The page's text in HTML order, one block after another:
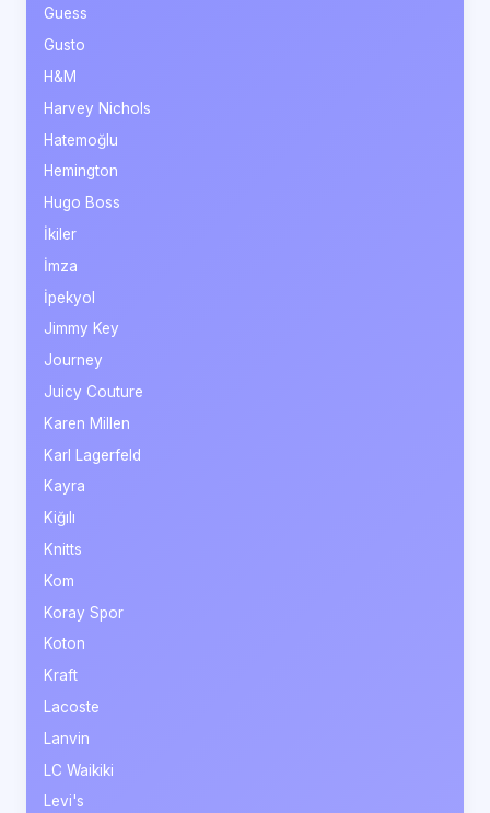
Guess
Gusto
H&M
Harvey Nichols
Hatemoğlu
Hemington
Hugo Boss
İkiler
İmza
İpekyol
Jimmy Key
Journey
Juicy Couture
Karen Millen
Karl Lagerfeld
Kayra
Kiğılı
Knitts
Kom
Koray Spor
Koton
Kraft
Lacoste
Lanvin
LC Waikiki
Levi's